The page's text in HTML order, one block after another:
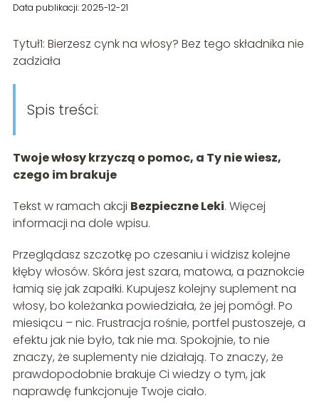
Data publikacji: 2025-12-21
Tytuł1: Bierzesz cynk na włosy? Bez tego składnika nie
zadziała
Spis treści:
Twoje włosy krzyczą o pomoc, a Ty nie wiesz,
czego im brakuje
Tekst w ramach akcji Bezpieczne Leki. Więcej
informacji na dole wpisu.
Przeglądasz szczotkę po czesaniu i widzisz kolejne
kłęby włosów. Skóra jest szara, matowa, a paznokcie
łamią się jak zapałki. Kupujesz kolejny suplement na
włosy, bo koleżanka powiedziała, że jej pomógł. Po
miesiącu – nic. Frustracja rośnie, portfel pustoszeje, a
efektu jak nie było, tak nie ma. Spokojnie, to nie
znaczy, że suplementy nie działają. To znaczy, że
prawdopodobnie brakuje Ci wiedzy o tym, jak
naprawdę funkcjonuje Twoje ciało.